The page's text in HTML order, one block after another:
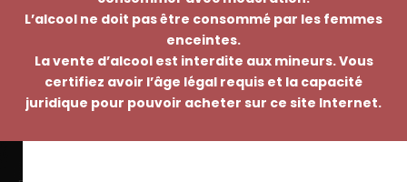
L’alcool ne doit pas être consommé par les femmes
enceintes.
La vente d’alcool est interdite aux mineurs. Vous
certifiez avoir l’âge légal requis et la capacité
juridique pour pouvoir acheter sur ce site Internet.